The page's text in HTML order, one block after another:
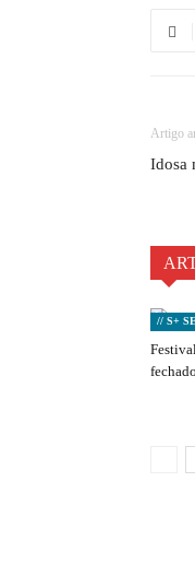
Artigo
Idosa
// S+